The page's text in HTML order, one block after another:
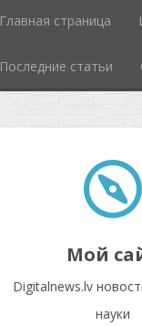
Главная страница
Последние статьи
Мой
Digitalnews.lv
науки